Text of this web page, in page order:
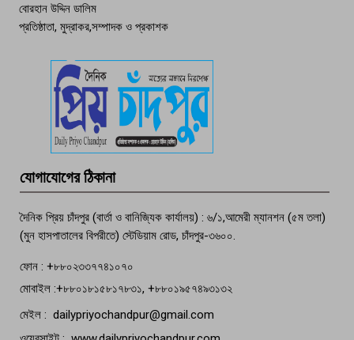
পচা দুর্গন্ধে ৯৯৯-এ ফোন, ফরিদগঞ্জে
তরুণের অর্ধগলিত লাশ উদ্ধার
বেঁচে নেই, বিভিন্ন সংগঠনের শোক
বোরহান উদ্দিন ডালিম
প্রতিষ্ঠাতা, মুদ্রাকর,সম্পাদক ও প্রকাশক
যোগাযোগের ঠিকানা
দৈনিক প্রিয় চাঁদপুর (বার্তা ও বানিজ্যিক কার্যালয়) : ৬/১,আমেরী ম্যানশন (৫ম তলা)
(মুন হাসপাতালের বিপরীতে) স্টেডিয়াম রোড, চাঁদপুর-৩৬০০.
ফোন : +৮৮০২৩৩৭৭৪১০৭০
মোবাইল :+৮৮০১৮১৫৮১৭৮৩১, +৮৮০১৯৫৭৪৯৩১৩২
মেইল : dailypriyochandpur@gmail.com